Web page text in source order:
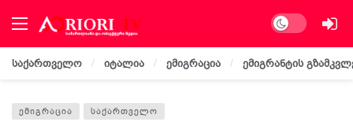
Dark mode
საქართველო იტალია ემიგრაცია ემიგრანტის
ᲔᲛᲘᲒᲠᲐᲪᲘᲐ ᲡᲐᲥᲐᲠᲗᲕᲔᲚᲝ